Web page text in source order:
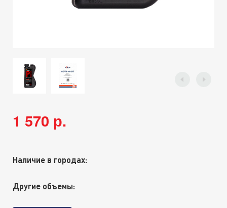
1 570 р.
Наличие в городах:
Другие объемы: